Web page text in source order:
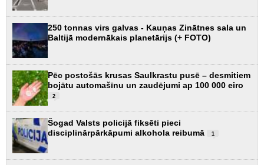
250 tonnas virs galvas - Kauņas Zinātnes sala un
Baltijā modernākais planetārijs (+ FOTO)
Pēc postošās krusas Saulkrastu pusē – desmitiem
bojātu automašīnu un zaudējumi ap 100 000 eiro
2
Šogad Valsts policijā fiksēti pieci
disciplinārpārkāpumi alkohola reibumā
1